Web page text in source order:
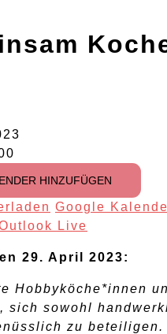
HINZUFÜGEN
Google
Live
29. April 2023:
Hobbyköche*innen
sich sowohl
zu beteiligen.